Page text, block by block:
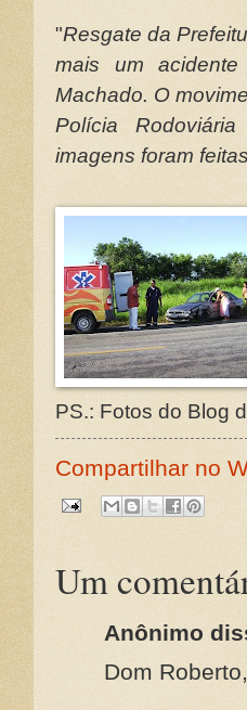
"Resgate da
mais um
Machado. O
Polícia
imagens foram
PS.: Fotos do Blog
Compartilhar no
Um
Anônimo
Dom Roberto,